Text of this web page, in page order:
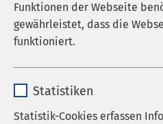
Funktionen der Webseite
gewährleistet, dass die
funktioniert.
Anbieter sgalinski
Statistiken
Statistik-Cookies erfassen